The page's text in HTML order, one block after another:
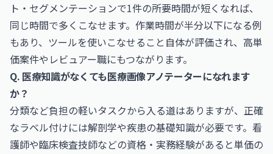
ト・セグメンテーションで1件の所要時間が短くなれば、
同じ時間で多くこなせます。作業時間が半分以下になる例
もあり、ツールを使いこなせること自体が評価され、高単
価案件やレビュアー職にもつながります。
Q. 医療知識がなくても医療画像アノテーターになれます
か？
分類など負担の軽いタスクから入る道はありますが、正確
なラベル付けには解剖学や疾患の基礎知識が必要です。看
護師や臨床検査技師などの資格・実務経験があると単価の